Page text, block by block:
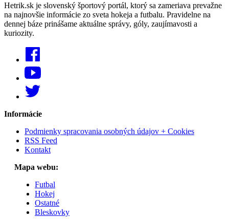
Hetrik.sk je slovenský športový portál, ktorý sa zameriava prevažne
na najnovšie informácie zo sveta hokeja a futbalu. Pravidelne na
dennej báze prinášame aktuálne správy, góly, zaujímavosti a
kuriozity.
Informácie
Podmienky spracovania osobných údajov + Cookies
RSS Feed
Kontakt
Mapa webu:
Futbal
Hokej
Ostatné
Bleskovky